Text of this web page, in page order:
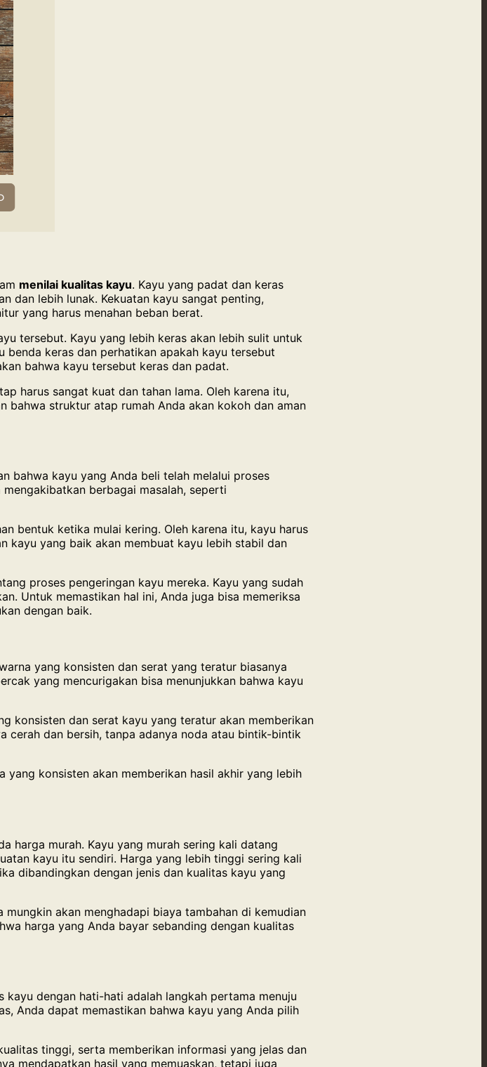
menilai kualitas kayu. Kayu yang padat dan keras
dan lebih lunak. Kekuatan kayu sangat penting,
yang harus menahan beban berat.
tersebut. Kayu yang lebih keras akan lebih sulit untuk
keras dan perhatikan apakah kayu tersebut
bahwa kayu tersebut keras dan padat.
harus sangat kuat dan tahan lama. Oleh karena itu,
bahwa struktur atap rumah Anda akan kokoh dan aman
bahwa kayu yang Anda beli telah melalui proses
berbagai masalah, seperti
bentuk ketika mulai kering. Oleh karena itu, kayu harus
kayu yang baik akan membuat kayu lebih stabil dan
proses pengeringan kayu mereka. Kayu yang sudah
Untuk memastikan hal ini, Anda juga bisa memeriksa
dengan baik.
yang konsisten dan serat yang teratur biasanya
yang mencurigakan bisa menunjukkan bahwa kayu
konsisten dan serat kayu yang teratur akan memberikan
cerah dan bersih, tanpa adanya noda atau bintik-bintik
konsisten akan memberikan hasil akhir yang lebih
harga murah. Kayu yang murah sering kali datang
kayu itu sendiri. Harga yang lebih tinggi sering kali
dibandingkan dengan jenis dan kualitas kayu yang
akan menghadapi biaya tambahan di kemudian
harga yang Anda bayar sebanding dengan kualitas
dengan hati-hati adalah langkah pertama menuju
Anda dapat memastikan bahwa kayu yang Anda pilih
tinggi, serta memberikan informasi yang jelas dan
mendapatkan hasil yang memuaskan, tetapi juga